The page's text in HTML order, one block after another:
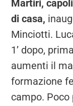
Martiri,
di casa,
Minciotti.
1’ dopo,
aumenti il
formazione
campo.